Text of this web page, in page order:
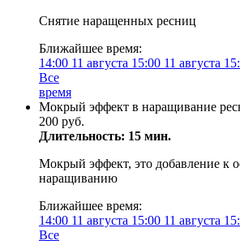
Снятие наращенных ресниц
Ближайшее время:
14:00 11 августа 15:00 11 августа
Все
время
Мокрый эффект в наращивание
200 руб.
Длительность: 15 мин.
Мокрый эффект, это добавление к
наращиванию
Ближайшее время:
14:00 11 августа 15:00 11 августа
Все